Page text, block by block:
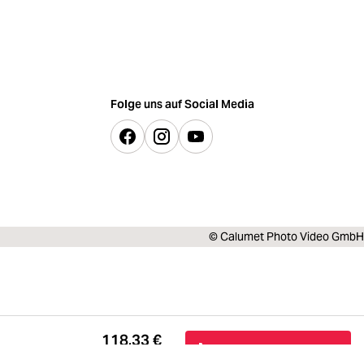
Folge uns auf Social Media
© Calumet Photo Video GmbH
118,33 €
In den Warenkorb